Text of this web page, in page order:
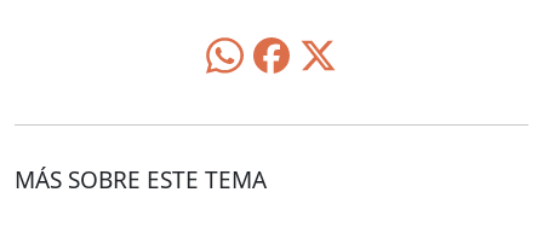
MÁS SOBRE ESTE TEMA